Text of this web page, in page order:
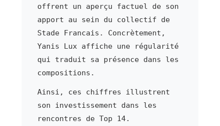
offrent un aperçu factuel de son
apport au sein du collectif de
Stade Francais. Concrètement,
Yanis Lux affiche une régularité
qui traduit sa présence dans les
compositions.
Ainsi, ces chiffres illustrent
son investissement dans les
rencontres de Top 14.